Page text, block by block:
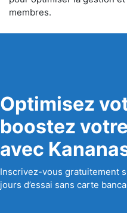
membres.
Optimisez
boostez
avec
Inscrivez-vous gratuitement
jours d’essai sans carte